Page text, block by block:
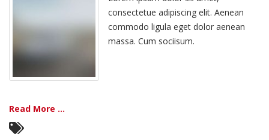
consectetue adipiscing elit. Aenean
commodo ligula eget dolor aenean
massa. Cum sociisum.
Read More ...